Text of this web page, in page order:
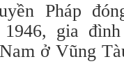
Pháp
gia
ở Vũng